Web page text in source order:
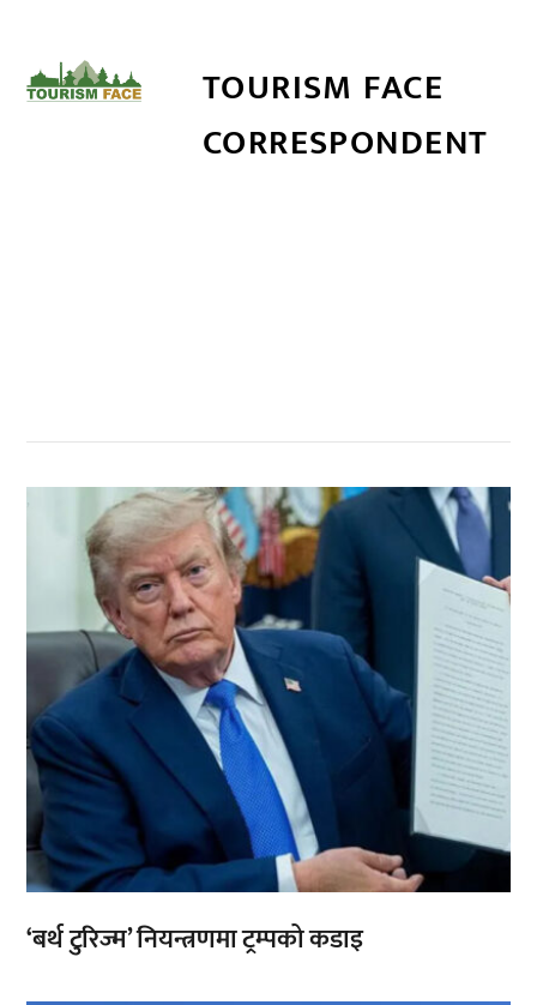
TOURISM FACE
CORRESPONDENT
‘बर्थ टुरिज्म’ नियन्त्रणमा ट्रम्पको कडाइ